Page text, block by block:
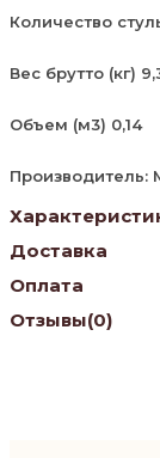
Количество
Вес брутто (кг)
Объем (м3) 0,14
Производитель:
Доставка
Оплата
Отзывы(0)